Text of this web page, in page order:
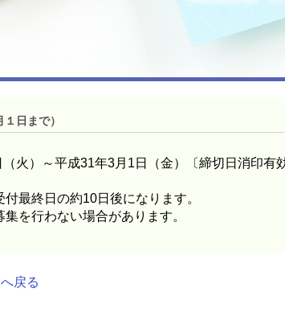
日まで）
火）～平成31年3月1日（金）〔締切日消印有効
終日の約10日後になります。
行わない場合があります。
戻る